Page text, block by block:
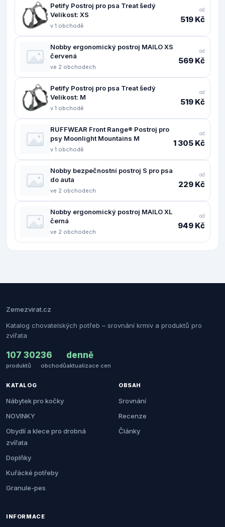
Petify Postroj pro psa Treat šedý
Velikost: XS
v 1 obchodě
od
519 Kč
Nobby ergonomický postroj MAILO XS
červená
ve 2 obchodech
od
569 Kč
Petify Postroj pro psa Treat šedý
Velikost: M
v 1 obchodě
od
519 Kč
RUFFWEAR Front Range® Postroj pro
psy Moonlight Mountains M
v 1 obchodě
od
1 305 Kč
Nobby bezpečnostní postroj S pro psa
do auta
ve 2 obchodech
od
229 Kč
Nobby ergonomický postroj MAILO XL
černá
ve 2 obchodech
od
949 Kč
Zemezvirat.cz
Katalog chovatelských potřeb – srovnání krmiv a produktů pro
zvířata
107 302
produktů
36
obchodů
denně
aktualizace cen
KATALOG
Nábytek pro kočky
NOVINKY
Obydlí a klece pro drobná
zvířata
Doplňky
Kuřácké potřeby
Granule-pes
OBSAH
Srovnání
Recenze
Články
INFORMACE